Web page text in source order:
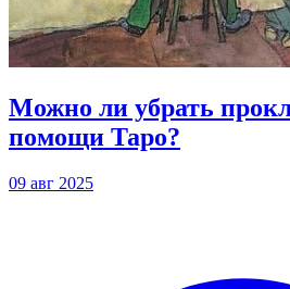
Можно ли убрать
помощи Таро?
09 авг 2025